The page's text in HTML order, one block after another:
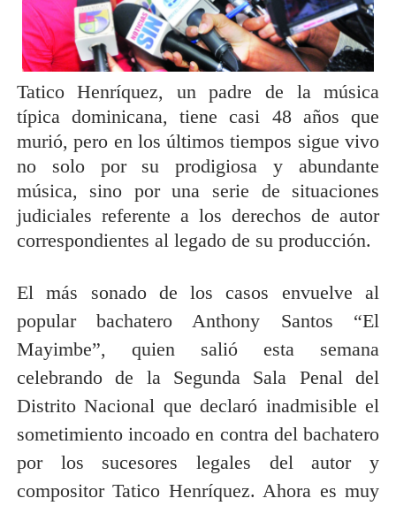
Tatico Henríquez, un padre de la música
típica dominicana, tiene casi 48 años que
murió, pero en los últimos tiempos sigue vivo
no solo por su prodigiosa y abundante
música, sino por una serie de situaciones
judiciales referente a los derechos de autor
correspondientes al legado de su producción.
El más sonado de los casos envuelve al
popular bachatero Anthony Santos “El
Mayimbe”, quien salió esta semana
celebrando de la Segunda Sala Penal del
Distrito Nacional que declaró inadmisible el
sometimiento incoado en contra del bachatero
por los sucesores legales del autor y
compositor Tatico Henríquez. Ahora es muy